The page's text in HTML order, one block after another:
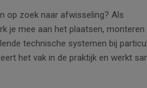
op zoek naar afwisseling? Als
je mee aan het plaatsen, monteren
technische systemen bij
het vak in de praktijk en werkt